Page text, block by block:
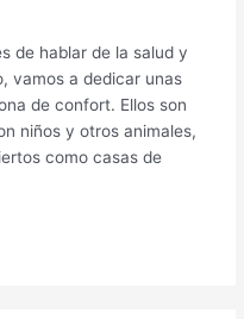
de hablar de la salud y
vamos a dedicar unas
de confort. Ellos son
niños y otros animales,
como casas de